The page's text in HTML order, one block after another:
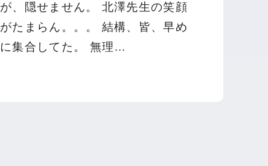
が、隠せません。 北澤先生の笑顔
がたまらん。。。 結構、皆、早め
に集合してた。 無理…